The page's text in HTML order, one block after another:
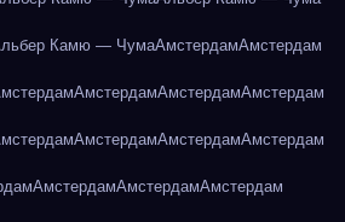
Камю — ЧумаАмстердамАмстердам
АмстердамАмстердамАмстердам
АмстердамАмстердамАмстердам
АмстердамАмстердамАмстердам